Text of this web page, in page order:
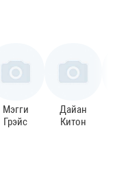
Мэгги
Грэйс
Дайан
Китон